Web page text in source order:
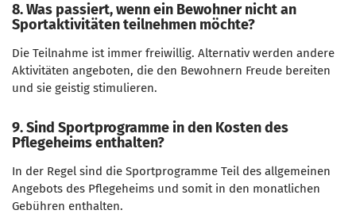
8. Was passiert, wenn ein Bewohner nicht an
Sportaktivitäten teilnehmen möchte?
Die Teilnahme ist immer freiwillig. Alternativ werden andere
Aktivitäten angeboten, die den Bewohnern Freude bereiten
und sie geistig stimulieren.
9. Sind Sportprogramme in den Kosten des
Pflegeheims enthalten?
In der Regel sind die Sportprogramme Teil des allgemeinen
Angebots des Pflegeheims und somit in den monatlichen
Gebühren enthalten.